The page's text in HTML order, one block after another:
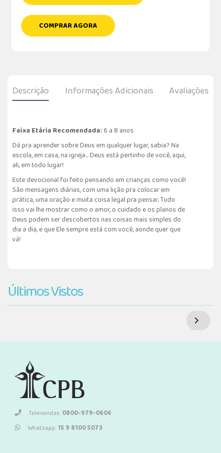
COMPRAR AGORA
Descrição Informações Adicionais Avaliações
Faixa Etária Recomendada: 6 a 8 anos
Dá pra aprender sobre Deus em qualquer lugar, sabia? Na
escola, em casa, na igreja... Deus está pertinho de você, aqui,
ali, em todo lugar!
Este devocional foi feito pensando em crianças como você!
São mensagens diárias, com uma lição pra colocar em
prática, uma oração e muita coisa legal pra pensar. Tudo
isso vai lhe mostrar como o amor, o cuidado e os planos de
Deus podem ser descobertos nas coisas mais simples do
dia a dia, e que Ele sempre está com você, aonde quer que
vá!
Últimos Vistos
Televendas:0800-979-0606
Whatsapp:15 9 8100 5073